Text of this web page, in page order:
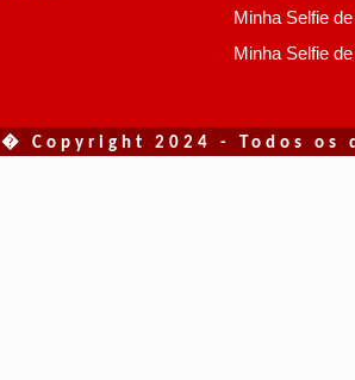
Minha Selfie
Minha Selfie
� Copyright 2024 - Todos os